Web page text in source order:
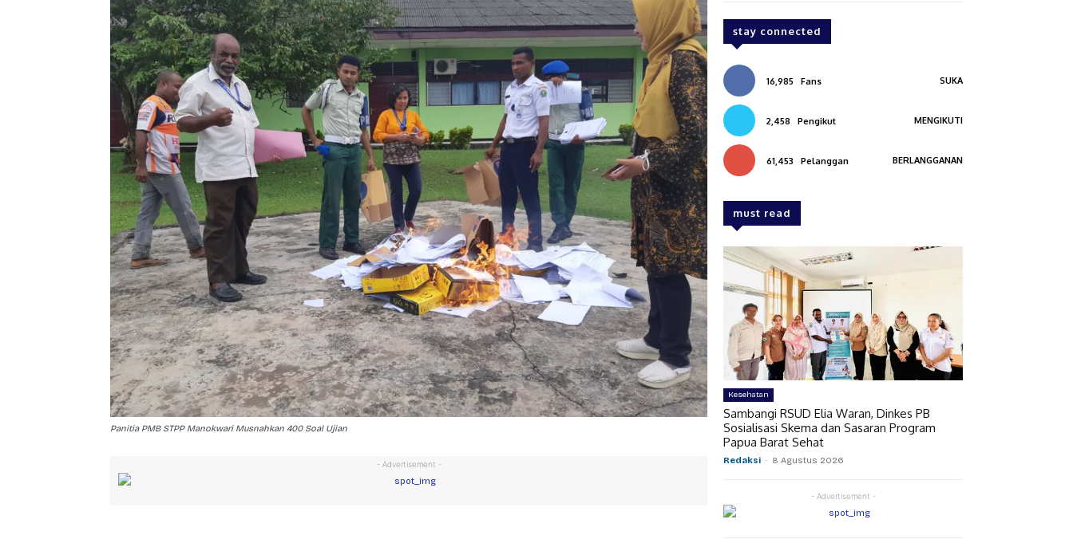
Panitia PMB STPP Manokwari Musnahkan 400 Soal Ujian
- Advertisement -
stay connected
16,985 Fans SUKA
2,458 Pengikut MENGIKUTI
61,453 Pelanggan BERLANGGANAN
must read
Kesehatan
Sambangi RSUD Elia Waran, Dinkes PB
Sosialisasi Skema dan Sasaran Program
Papua Barat Sehat
Redaksi - 8 Agustus 2026
- Advertisement -